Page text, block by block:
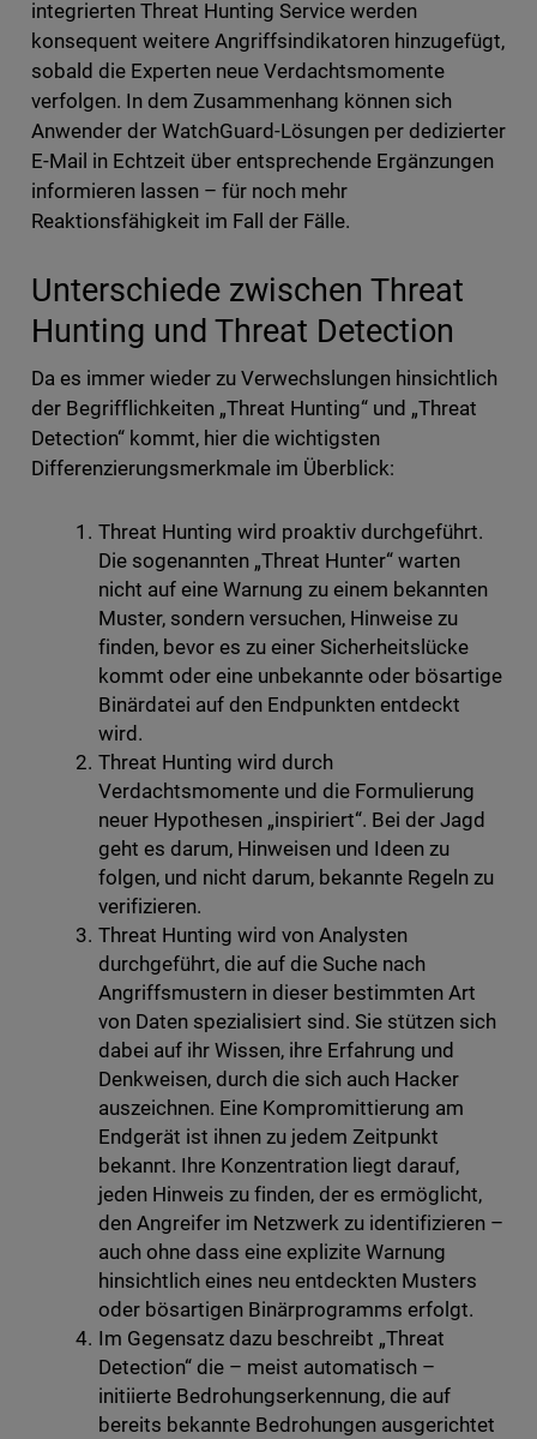
integrierten Threat Hunting Service werden
konsequent weitere Angriffsindikatoren hinzugefügt,
sobald die Experten neue Verdachtsmomente
verfolgen. In dem Zusammenhang können sich
Anwender der WatchGuard-Lösungen per dedizierter
E-Mail in Echtzeit über entsprechende Ergänzungen
informieren lassen – für noch mehr
Reaktionsfähigkeit im Fall der Fälle.
Unterschiede zwischen Threat
Hunting und Threat Detection
Da es immer wieder zu Verwechslungen hinsichtlich
der Begrifflichkeiten „Threat Hunting“ und „Threat
Detection“ kommt, hier die wichtigsten
Differenzierungsmerkmale im Überblick:
Threat Hunting wird proaktiv durchgeführt.
Die sogenannten „Threat Hunter“ warten
nicht auf eine Warnung zu einem bekannten
Muster, sondern versuchen, Hinweise zu
finden, bevor es zu einer Sicherheitslücke
kommt oder eine unbekannte oder bösartige
Binärdatei auf den Endpunkten entdeckt
wird.
Threat Hunting wird durch
Verdachtsmomente und die Formulierung
neuer Hypothesen „inspiriert“. Bei der Jagd
geht es darum, Hinweisen und Ideen zu
folgen, und nicht darum, bekannte Regeln zu
verifizieren.
Threat Hunting wird von Analysten
durchgeführt, die auf die Suche nach
Angriffsmustern in dieser bestimmten Art
von Daten spezialisiert sind. Sie stützen sich
dabei auf ihr Wissen, ihre Erfahrung und
Denkweisen, durch die sich auch Hacker
auszeichnen. Eine Kompromittierung am
Endgerät ist ihnen zu jedem Zeitpunkt
bekannt. Ihre Konzentration liegt darauf,
jeden Hinweis zu finden, der es ermöglicht,
den Angreifer im Netzwerk zu identifizieren –
auch ohne dass eine explizite Warnung
hinsichtlich eines neu entdeckten Musters
oder bösartigen Binärprogramms erfolgt.
Im Gegensatz dazu beschreibt „Threat
Detection“ die – meist automatisch –
initiierte Bedrohungserkennung, die auf
bereits bekannte Bedrohungen ausgerichtet